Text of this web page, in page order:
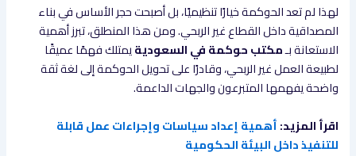
لهذا لم تعد الحوكمة خيارًا تنظيميًا، بل أصبحت حجر الأساس في بناء
المصداقية داخل القطاع غير الربحي. ومن هذا المنطلق، تبرز أهمية
الاستعانة بـمكتب حوكمة في السعوديةيمتلك فهمًا عميقًا
لطبيعة العمل غير الربحي، وقادرًا على تحويل الحوكمة إلى لغة ثقة
واضحة يفهمها المتبرعون والجهات الداعمة.
اقرأ المزيد:أهمية إعداد سياسات وإجراءات عمل قابلة
للتنفيذ داخل البيئة الحكومية